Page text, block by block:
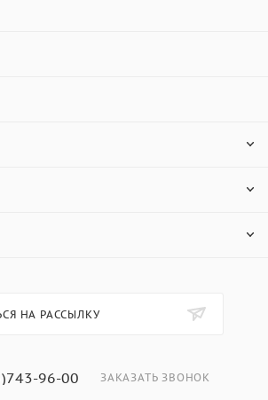
Вудстоун Клик
сайдинг
кость - область
НА РАССЫЛКУ
96-00 ЗАКАЗАТЬ ЗВОНОК